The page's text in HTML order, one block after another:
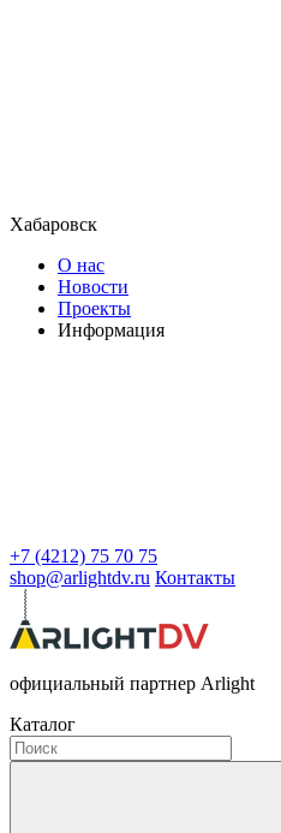
Хабаровск
О нас
Новости
Проекты
Информация
+7 (4212) 75 70 75
shop@arlightdv.ru Контакты
официальный партнер Arlight
Каталог